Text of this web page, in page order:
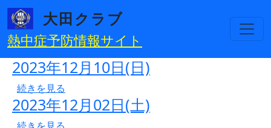
メインコンテンツに移動
大田クラブ
熱中症予防情報サイト
2023年12月10日(日)
2023年12月10日(日) の
続きを見る
2023年12月02日(土)
2023年12月02日(土) の